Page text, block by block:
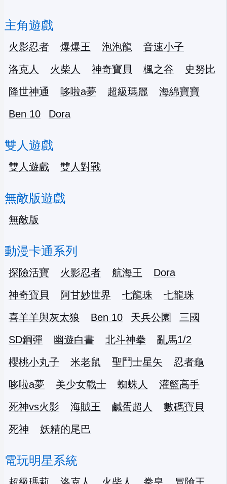
主角遊戲
火影忍者 爆爆王 泡泡龍
音速小子
洛克人
火柴人 神奇寶貝 楓之谷
史努比
降世神通
哆啦a夢 超級瑪麗
海綿寶寶
Ben 10
Dora
雙人遊戲
雙人遊戲 雙人對戰
無敵版遊戲
無敵版
動漫卡通系列
探險活寶 火影忍者 航海王
Dora
神奇寶貝
阿甘妙世界 七龍珠
七龍珠
喜羊羊與灰太狼
Ben 10 天兵公園
三國
SD鋼彈
幽遊白書 北斗神拳
亂馬1/2
櫻桃小丸子
米老鼠 聖鬥士星矢
忍者龜
哆啦a夢
美少女戰士 蜘蛛人
灌籃高手
死神vs火影
海賊王 鹹蛋超人
數碼寶貝
死神
妖精的尾巴
電玩明星系統